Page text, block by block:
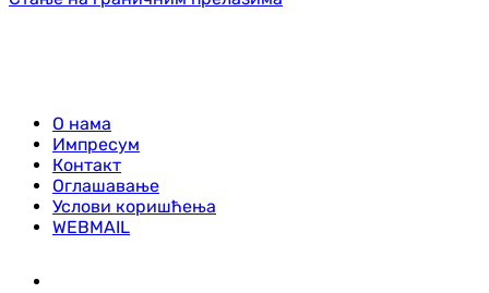
О нама
Импресум
Контакт
Оглашавање
Услови коришћења
WEBMAIL